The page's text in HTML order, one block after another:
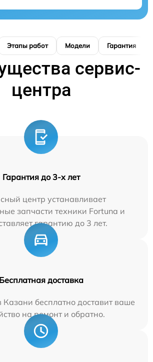
Этапы работ Модели Гарантия
сервис-
центра
Гарантия до 3-х лет
центр устанавливает
запчасти техники Fortuna и
гарантию до 3 лет.
Бесплатная доставка
бесплатно доставит ваше
на ремонт и обратно.